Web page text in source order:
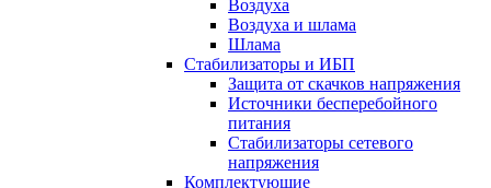
Воздуха
Воздуха и шлама
Шлама
Стабилизаторы и ИБП
Защита от скачков напряжения
Источники бесперебойного
питания
Стабилизаторы сетевого
напряжения
Комплектующие